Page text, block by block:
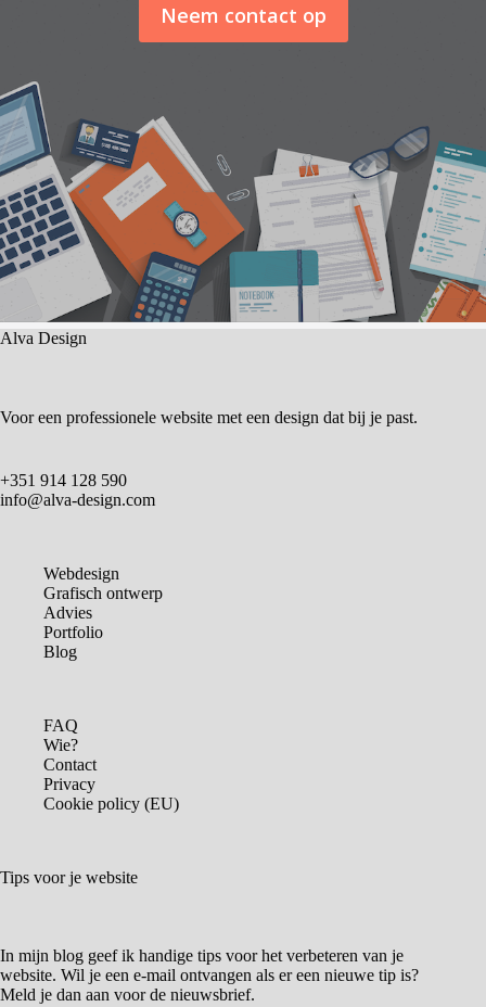
Neem contact op
Alva Design
Voor een professionele website met een design dat bij je past.
+351 914 128 590
info@alva-design.com
Webdesign
Grafisch ontwerp
Advies
Portfolio
Blog
FAQ
Wie?
Contact
Privacy
Cookie policy (EU)
Tips voor je website
In mijn blog geef ik handige tips voor het verbeteren van je
website. Wil je een e-mail ontvangen als er een nieuwe tip is?
Meld je dan aan voor de nieuwsbrief.